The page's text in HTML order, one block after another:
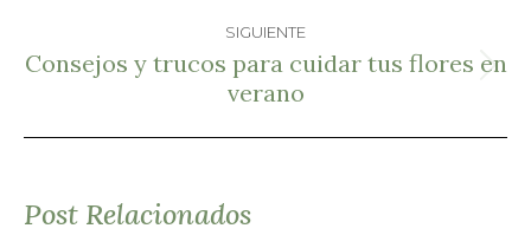
publicaciones
SIGUIENTE
Publicación
siguiente:
Consejos y trucos para cuidar tus flores en
verano
Post Relacionados